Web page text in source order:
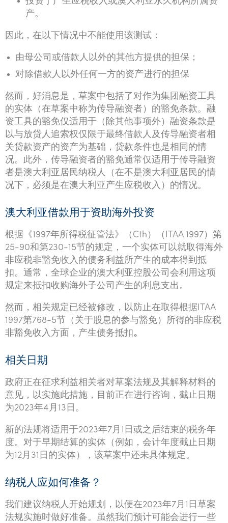
产。
因此，在以下情况中不能使用该测试：
由母公司或借款人以外的其他方提供的担保；
对除借款人以外任何一方的资产进行的担保
然而，好消息是，草案中包括了对作为集团融资工具
的实体（在草案中称为传导融资者）的豁免条款。融
资工具的豁免仅适用于（除其他事项外）融资条款是
以与放贷人追索权仅限于最终借款人及传导融资者相
关贷款资产的资产为基础，贷款条件也是相同的情
况。此外，传导融资者的豁免通常仅适用于传导融资
者是澳大利亚居民纳税人（在不是澳大利亚居民的情
况下，必须是在澳大利亚产生应税收入）的情况。
澳大利亚借款用于资助海外投资
根据《1997年所得税征管法》（Cth）（ITAA 1997）第
25-90和第230-15节的规定，一个实体可以就取得海外
非应税非豁免收入的债务利益所产生的成本得到抵
扣。通常，全球企业的澳大利亚控股公司会利用这项
规定来抵扣收购海外子公司产生的利息支出。
然而，相关规定已经被修改，以防止在取得根据ITAA
1997第768-5节（关于股息的参与豁免）所得的非应税
非豁免收入方面，产生债务抵扣 。
相关日期
政府正在征求利益相关者对草案法规及其解释材料的
意见，以实施此措施，目前正在进行咨询，截止日期
为2023年4月13日。
新的法规将适用于2023年7月1日或之后结束的税务年
度。对于早期结算的实体（例如，会计年度截止日期
为12月31日的实体），该草案中还未具体规定。
纳税人应如何准备？
我们建议纳税人开始规划，以便在2023年7月1日草案
法规实施时做好准备。虽然我们预计可能会进行一些